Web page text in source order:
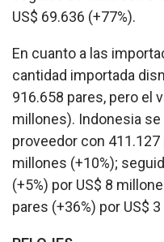
US$ 69.636 (+77%).
En cuanto a las
cantidad importada
916.658 pares, pero el
millones). Indonesia
proveedor con 411.127
millones (+10%);
(+5%) por US$ 8
pares (+36%) por US$